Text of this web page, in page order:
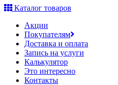
Каталог товаров
Акции
Покупателям
Доставка и оплата
Запись на услуги
Калькулятор
Это интересно
Контакты